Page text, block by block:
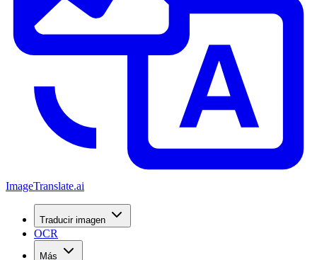
ImageTranslate.ai
Traducir imagen
OCR
Más